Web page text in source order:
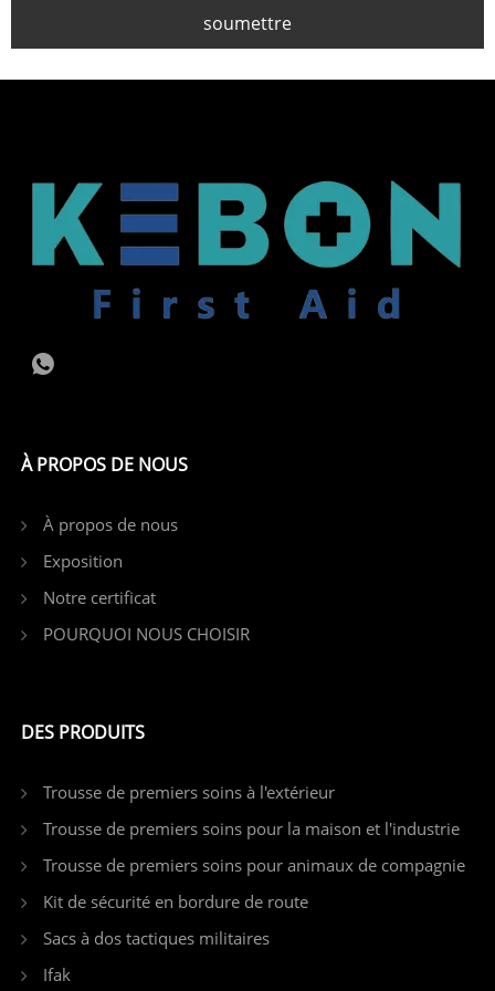
soumettre
À PROPOS DE NOUS
À propos de nous
Exposition
Notre certificat
POURQUOI NOUS CHOISIR
DES PRODUITS
Trousse de premiers soins à l'extérieur
Trousse de premiers soins pour la maison et l'industrie
Trousse de premiers soins pour animaux de compagnie
Kit de sécurité en bordure de route
Sacs à dos tactiques militaires
Ifak